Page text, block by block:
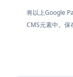
将以上Google
CMS元素中。保